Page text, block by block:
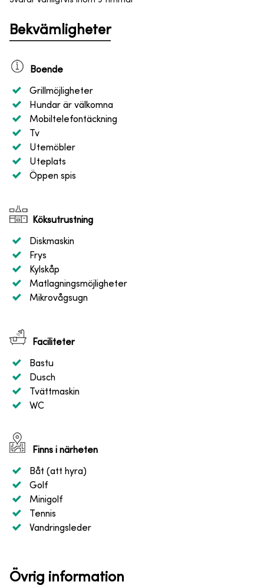
Bekvämligheter
Boende
Grillmöjligheter
Hundar är välkomna
Mobiltelefontäckning
Tv
Utemöbler
Uteplats
Öppen spis
Köksutrustning
Diskmaskin
Frys
Kylskåp
Matlagningsmöjligheter
Mikrovågsugn
Faciliteter
Bastu
Dusch
Tvättmaskin
WC
Finns i närheten
Båt (att hyra)
Golf
Minigolf
Tennis
Vandringsleder
Övrig information